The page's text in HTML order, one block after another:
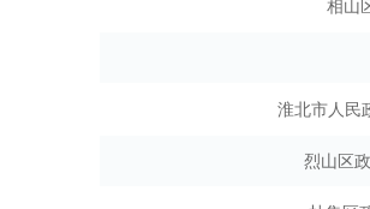
相山
淮北市人民
烈山区